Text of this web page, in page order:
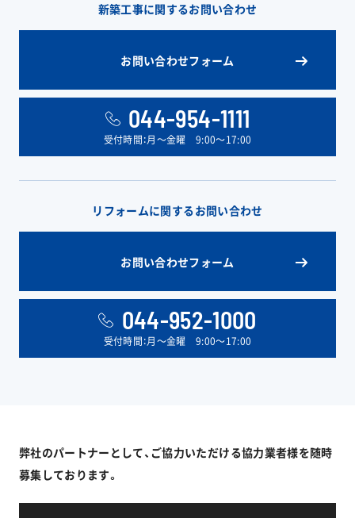
新築工事に関するお問い合わせ
お問い合わせフォーム
044-954-1111
受付時間：月〜金曜 9:00〜17:00
リフォームに関するお問い合わせ
お問い合わせフォーム
044-952-1000
受付時間：月〜金曜 9:00〜17:00
弊社のパートナーとして、ご協力いただける協力業者様を随時
募集しております。